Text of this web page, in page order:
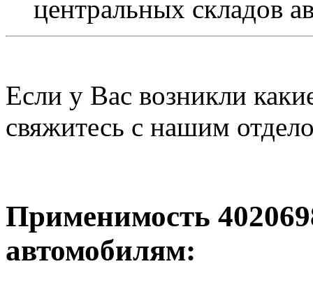
центральных складов
Если у Вас возникли
свяжитесь с нашим
Применимость
автомобилям: